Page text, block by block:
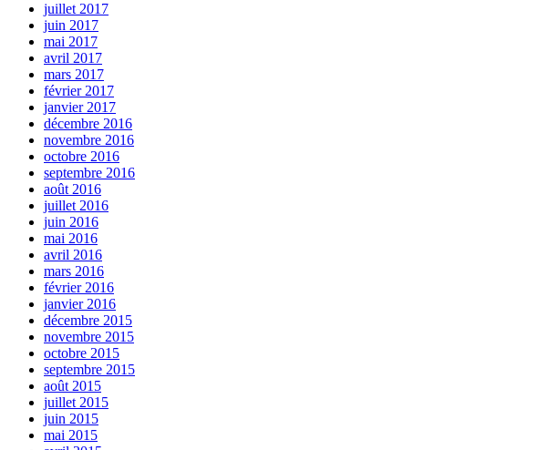
juillet 2017
juin 2017
mai 2017
avril 2017
mars 2017
février 2017
janvier 2017
décembre 2016
novembre 2016
octobre 2016
septembre 2016
août 2016
juillet 2016
juin 2016
mai 2016
avril 2016
mars 2016
février 2016
janvier 2016
décembre 2015
novembre 2015
octobre 2015
septembre 2015
août 2015
juillet 2015
juin 2015
mai 2015